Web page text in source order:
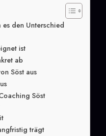
den Unterschied
ist
ab
Söst aus
Söst
trägt